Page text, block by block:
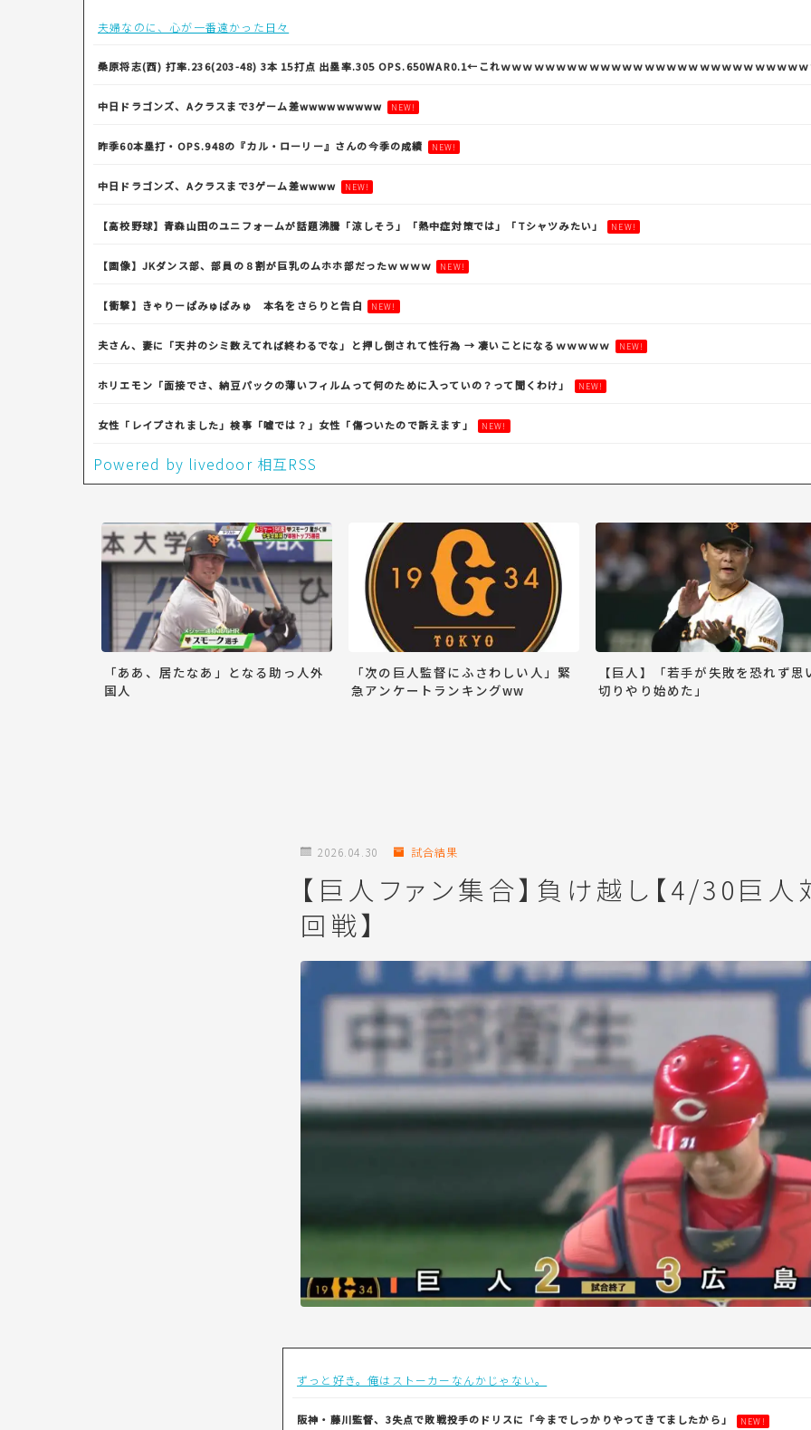
夫婦なのに、心が一番遠かった日々
桑原将志(西) 打率.236(203-48) 3本 15打点 出塁率.305 OPS.650WAR0.1←これｗｗｗｗｗｗｗｗｗｗｗｗｗｗｗｗｗｗｗｗｗｗｗｗｗｗｗ
中日ドラゴンズ、Aクラスまで3ゲーム差wwwwwwwww NEW!
昨季60本塁打・OPS.948の『カル・ローリー』さんの今季の成績 NEW!
中日ドラゴンズ、Aクラスまで3ゲーム差wwww NEW!
【高校野球】青森山田のユニフォームが話題沸騰「涼しそう」「熱中症対策では」「Tシャツみたい」 NEW!
【画像】JKダンス部、部員の８割が巨乳のムホホ部だったｗｗｗｗ NEW!
【衝撃】きゃりーぱみゅぱみゅ 本名をさらりと告白 NEW!
夫さん、妻に「天井のシミ数えてれば終わるでな」と押し倒されて性行為 → 凄いことになるｗｗｗｗｗ NEW!
ホリエモン「面接でさ、納豆パックの薄いフィルムって何のために入っていの？って聞くわけ」 NEW!
女性「レイプされました」検事「嘘では？」女性「傷ついたので訴えます」 NEW!
Powered by livedoor 相互RSS
「ああ、居たなあ」となる助っ人外
国人
「次の巨人監督にふさわしい人」緊
急アンケートランキングww
【巨人】「若手が失敗を恐れず思
切りやり始めた」
2026.04.30 試合結果
【巨人ファン集合】負け越し【4/30巨
回戦】
ずっと好き。俺はストーカーなんかじゃない。
阪神・藤川監督、3失点で敗戦投手のドリスに「今までしっかりやってきてましたから」 NEW!